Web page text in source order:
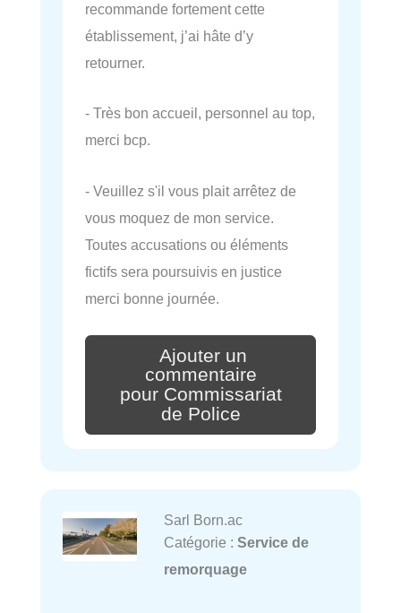
recommande fortement cette
établissement, j’ai hâte d’y
retourner.
- Très bon accueil, personnel au top,
merci bcp.
- Veuillez s'il vous plait arrêtez de
vous moquez de mon service.
Toutes accusations ou éléments
fictifs sera poursuivis en justice
merci bonne journée.
Ajouter un
commentaire
pour Commissariat
de Police
Sarl Born.ac
Catégorie : Service de
remorquage